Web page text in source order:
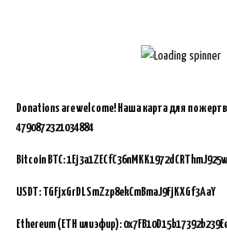
Donations are welcome! Наша карта для
4790872321034884
Bitcoin BTC:
USDT: TGFjxGrDLSmZzp8ekCmBmaJ9FjKXGf3AaY
Ethereum (ETH или эфир):